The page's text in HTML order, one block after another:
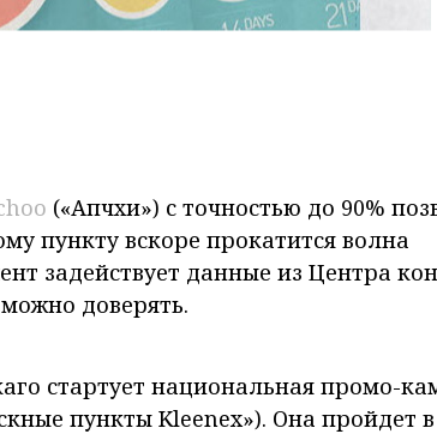
(«Апчхи») с точностью до 90%
пункту вскоре прокатится волна
задействует данные из Центра
доверять.
стартует национальная промо-
пункты Kleenex»). Она пройдет в